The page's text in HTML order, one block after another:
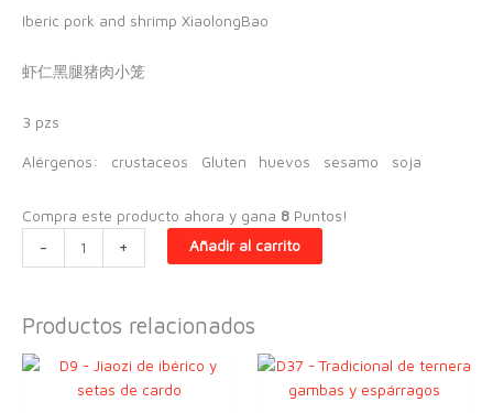
Iberic pork and shrimp XiaolongBao
虾仁黑腿猪肉小笼
3 pzs
Alérgenos: crustaceos Gluten huevos sesamo soja
Compra este producto ahora y gana 8 Puntos!
-
-
ibérico
con
+ Añadir al carrito
Productos relacionados